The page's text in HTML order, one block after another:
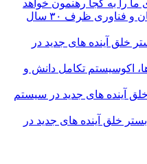
ما را به کجا رهنمون خواهد
شد؟ نگاهی به یکپارچگی انسان و فناوری ظرف ۳۰ سال
خلق آینده های جدید در
اکوسیستم تکامل دانش و
آینده های جدید در سیستم
خلق آینده های جدید در